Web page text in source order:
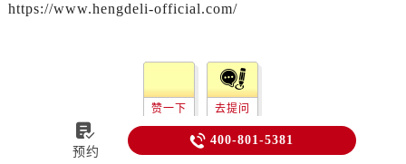
https://www.hengdeli-official.com/
赞一下 去提问

预约
 400-801-5381